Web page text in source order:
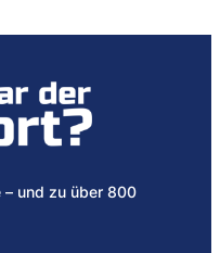
– und zu über 800